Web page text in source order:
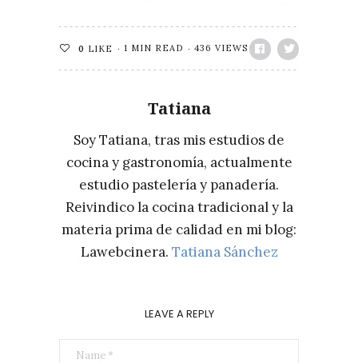
0 LIKE 1 MIN READ 436 VIEWS
Tatiana
Soy Tatiana, tras mis estudios de
cocina y gastronomía, actualmente
estudio pastelería y panadería.
Reivindico la cocina tradicional y la
materia prima de calidad en mi blog:
Lawebcinera. Tatiana Sánchez
LEAVE A REPLY